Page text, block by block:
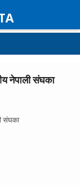
नेपाली संघका